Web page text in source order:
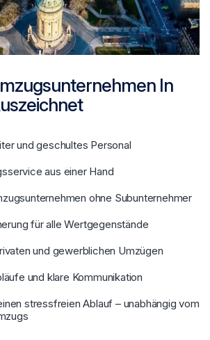
In
und geschultes Personal
aus einer Hand
ohne Subunternehmer
für alle Wertgegenstände
und gewerblichen Umzügen
und klare Kommunikation
stressfreien Ablauf – unabhängig vom